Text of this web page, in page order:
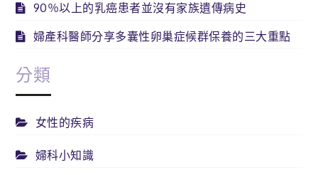
90％以上的乳癌患者並沒有家族遺傳病史
婦產科醫師分享多囊性卵巢症候群保養的三大重點
分類
女性的疾病
婦科小知識